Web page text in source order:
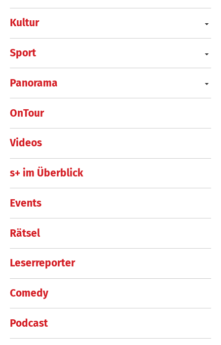
Kultur
Sport
Panorama
OnTour
Videos
s+ im Überblick
Events
Rätsel
Leserreporter
Comedy
Podcast